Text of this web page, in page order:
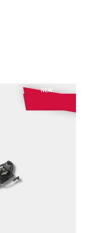
NEW